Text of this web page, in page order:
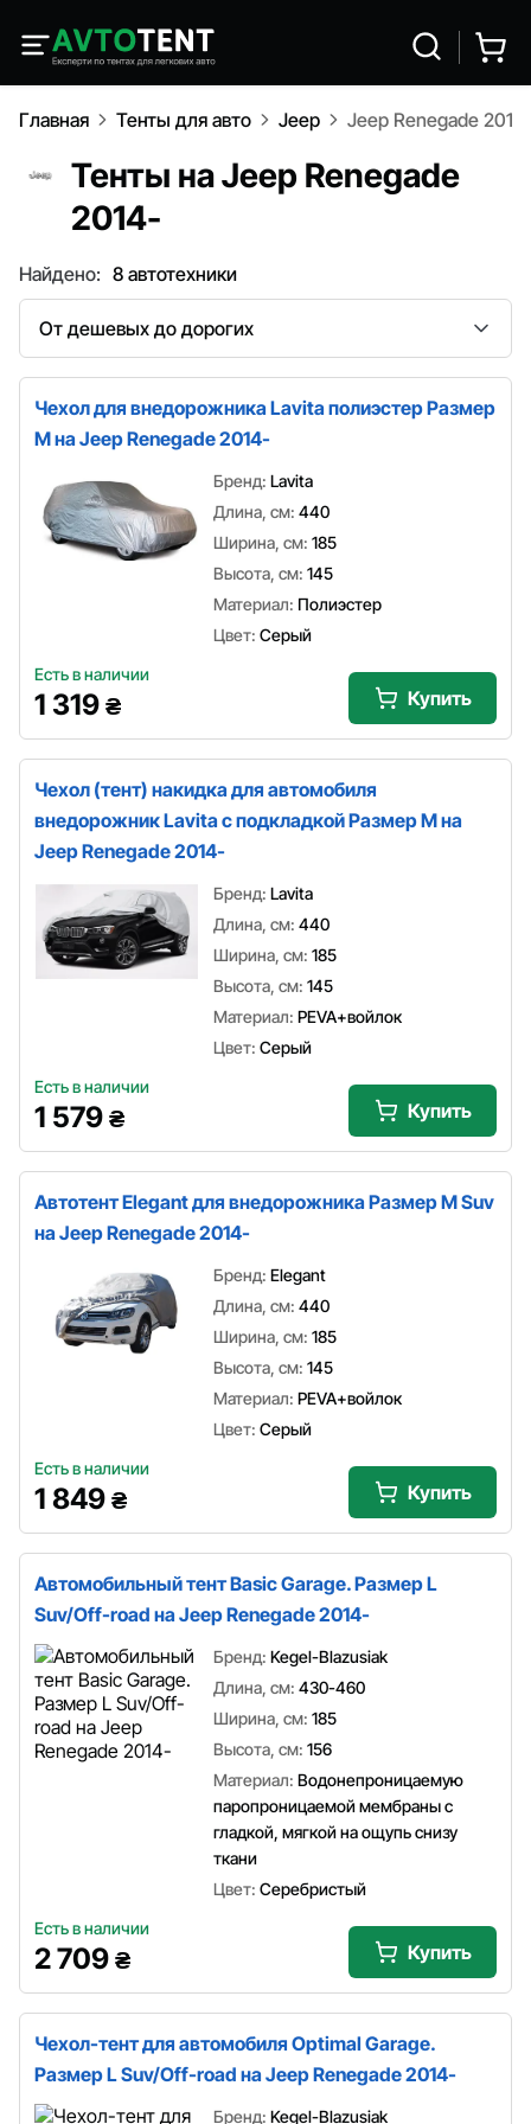
Главная Тенты для авто Jeep Jeep Renegade
Тенты на Jeep Renegade
2014-
Найдено: 8 автотехники
Сортировка
Чехол для внедорожника Lavita полиэстер Размер
M на Jeep Renegade 2014-
Бренд: Lavita
Длина, см: 440
Ширина, см: 185
Высота, см: 145
Материал: Полиэстер
Цвет: Серый
Есть в наличии
1 319 ₴ Купить
Чехол (тент) накидка для автомобиля
внедорожник Lavita с подкладкой Размер M на
Jeep Renegade 2014-
Бренд: Lavita
Длина, см: 440
Ширина, см: 185
Высота, см: 145
Материал: PEVA+войлок
Цвет: Серый
Есть в наличии
1 579 ₴ Купить
Автотент Elegant для внедорожника Размер M Suv
на Jeep Renegade 2014-
Бренд: Elegant
Длина, см: 440
Ширина, см: 185
Высота, см: 145
Материал: PEVA+войлок
Цвет: Серый
Есть в наличии
1 849 ₴ Купить
Автомобильный тент Basic Garage. Размер L
Suv/Off-road на Jeep Renegade 2014-
Бренд: Kegel-Blazusiak
Длина, см: 430-460
Ширина, см: 185
Высота, см: 156
Материал: Водонепроницаемую
паропроницаемой мембраны с
гладкой, мягкой на ощупь снизу
ткани
Цвет: Серебристый
Есть в наличии
2 709 ₴ Купить
Чехол-тент для автомобиля Optimal Garage.
Размер L Suv/Off-road на Jeep Renegade 2014-
Бренд: Kegel-Blazusiak